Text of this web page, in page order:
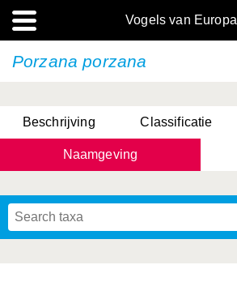
Vogels van Europa
Porzana porzana
Beschrijving Classificatie
Naamgeving